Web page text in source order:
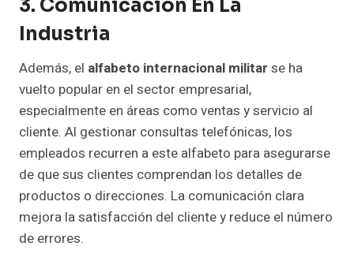
3. Comunicación En La
Industria
Además, el alfabeto internacional militar se ha
vuelto popular en el sector empresarial,
especialmente en áreas como ventas y servicio al
cliente. Al gestionar consultas telefónicas, los
empleados recurren a este alfabeto para asegurarse
de que sus clientes comprendan los detalles de
productos o direcciones. La comunicación clara
mejora la satisfacción del cliente y reduce el número
de errores.